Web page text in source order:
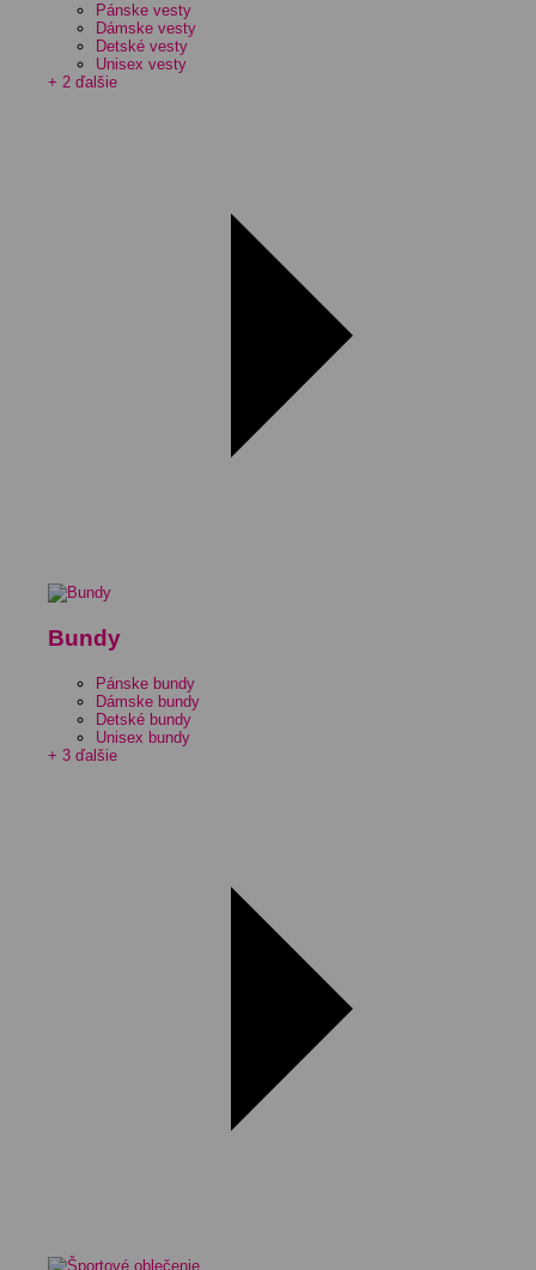
Pánske vesty
Dámske vesty
Detské vesty
Unisex vesty
+ 2 ďalšie
Bundy
Pánske bundy
Dámske bundy
Detské bundy
Unisex bundy
+ 3 ďalšie